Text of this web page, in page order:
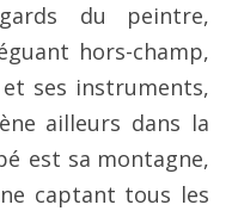
du
peintre,
hors-champ,
ses instruments,
ailleurs dans la
est sa montagne,
captant tous les